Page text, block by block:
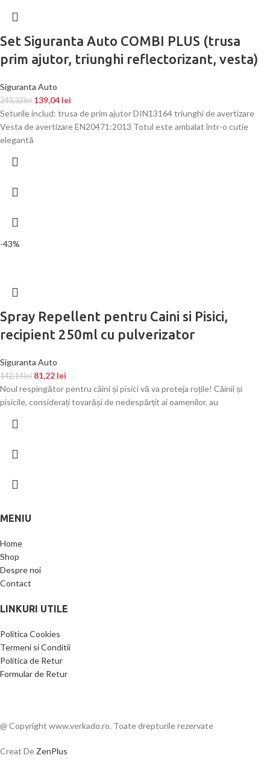
Set Siguranta Auto COMBI PLUS (trusa
prim ajutor, triunghi reflectorizant, vesta)
Siguranta Auto
243,32lei 139,04 lei
Seturile includ: trusa de prim ajutor DIN13164 triunghi de avertizare
Vesta de avertizare EN20471:2013 Totul este ambalat într-o cutie
elegantă
-43%
Spray Repellent pentru Caini si Pisici,
recipient 250ml cu pulverizator
Siguranta Auto
142,14lei 81,22 lei
Noul respingător pentru câini și pisici vă va proteja roțile! Câinii și
pisicile, considerați tovarăși de nedespărțit ai oamenilor, au
MENIU
Home
Shop
Despre noi
Contact
LINKURI UTILE
Politica Cookies
Termeni si Conditii
Politica de Retur
Formular de Retur
@ Copyright www.verkado.ro. Toate drepturile rezervate
Creat De ZenPlus